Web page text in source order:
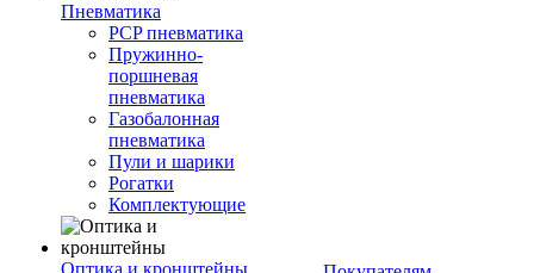
Пневматика
PCP пневматика
Пружинно-
поршневая
пневматика
Газобалонная
пневматика
Пули и шарики
Рогатки
Комплектующие
Оптика и кронштейны